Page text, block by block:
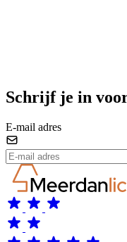
Schrijf je in
E-mail adres